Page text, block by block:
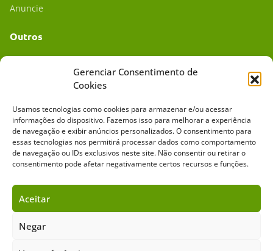
Gerenciar Consentimento de
Cookies
Usamos tecnologias como cookies para armazenar e/ou acessar
informações do dispositivo. Fazemos isso para melhorar a experiência
de navegação e exibir anúncios personalizados. O consentimento para
essas tecnologias nos permitirá processar dados como comportamento
de navegação ou IDs exclusivos neste site. Não consentir ou retirar o
consentimento pode afetar negativamente certos recursos e funções.
Aceitar
Negar
Anuncie
Outros
Mídia Kit
Sobre o Cavalus Leilões Anuncie